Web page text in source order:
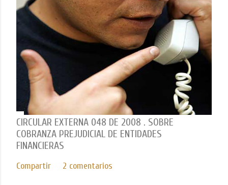
CIRCULAR EXTERNA 048 DE 2008 . SOBRE
COBRANZA PREJUDICIAL DE ENTIDADES
FINANCIERAS
Compartir 2 comentarios